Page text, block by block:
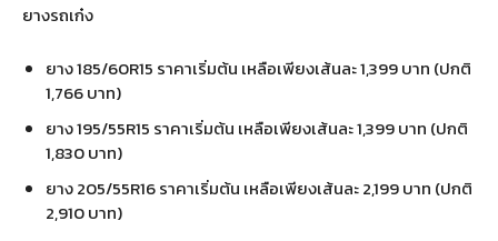
ยางรถเก๋ง
ยาง 185/60R15 ราคาเริ่มต้น เหลือเพียงเส้นละ 1,399 บาท (ปกติ
1,766 บาท)
ยาง 195/55R15 ราคาเริ่มต้น เหลือเพียงเส้นละ 1,399 บาท (ปกติ
1,830 บาท)
ยาง 205/55R16 ราคาเริ่มต้น เหลือเพียงเส้นละ 2,199 บาท (ปกติ
2,910 บาท)